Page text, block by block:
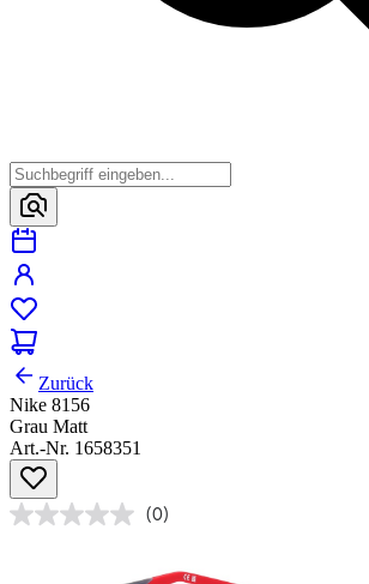
Zurück
Nike 8156
Grau Matt
Art.-Nr. 1658351
(0)